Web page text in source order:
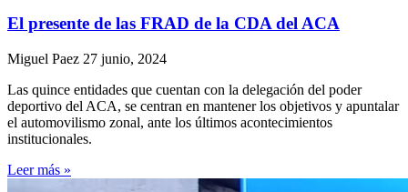
El presente de las FRAD de la CDA del ACA
Miguel Paez 27 junio, 2024
Las quince entidades que cuentan con la delegación del poder
deportivo del ACA, se centran en mantener los objetivos y apuntalar
el automovilismo zonal, ante los últimos acontecimientos
institucionales.
Leer más »